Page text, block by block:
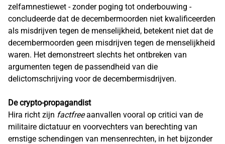
zelfamnestiewet - zonder poging tot onderbouwing -
concludeerde dat de decembermoorden niet kwalificeerden
als misdrijven tegen de menselijkheid, betekent niet dat de
decembermoorden geen misdrijven tegen de menselijkheid
waren. Het demonstreert slechts het ontbreken van
argumenten tegen de passendheid van die
delictomschrijving voor de decembermisdrijven.
De crypto-propagandist
Hira richt zijn factfreeaanvallen vooral op critici van de
militaire dictatuur en voorvechters van berechting van
ernstige schendingen van mensenrechten, in het bijzonder